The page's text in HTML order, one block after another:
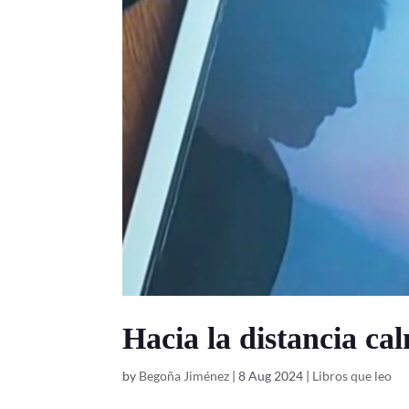
Hacia la distancia
by Begoña Jiménez |8 Aug 2024 | Libros que leo